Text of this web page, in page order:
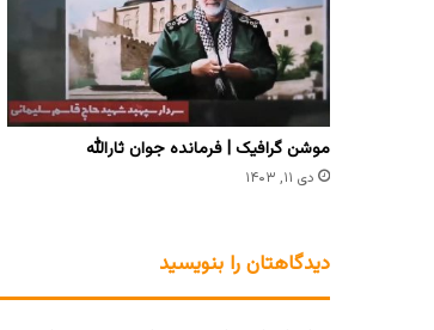
موشن گرافیک | فرمانده جوان ثارالله
دی ۱۱, ۱۴۰۳
دیدگاهتان را بنویسید